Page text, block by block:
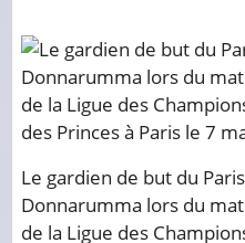
Le gardien de but du
Donnarumma lors du
de la Ligue des